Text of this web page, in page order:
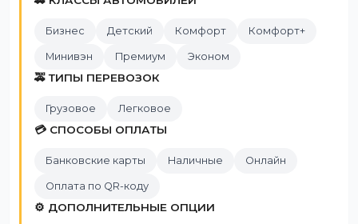
Бизнес Детский Комфорт Комфорт+
Минивэн Премиум Эконом
🚕 ТИПЫ ПЕРЕВОЗОК
Грузовое Легковое
💳 СПОСОБЫ ОПЛАТЫ
Банковские карты Наличные Онлайн
Оплата по QR-коду
⚙️ ДОПОЛНИТЕЛЬНЫЕ ОПЦИИ